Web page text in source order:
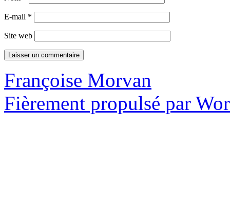
E-mail *
Site web
Françoise Morvan
Fièrement propulsé par